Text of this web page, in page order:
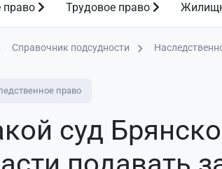
право Трудовое право
Справочник подсудности
право
суд